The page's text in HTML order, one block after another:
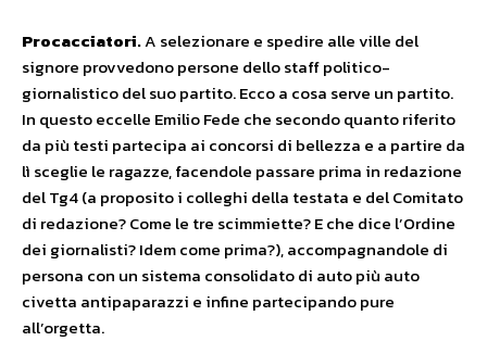
Procacciatori.A selezionare e spedire alle ville del
signore provvedono persone dello staff politico-
giornalistico del suo partito. Ecco a cosa serve un partito.
In questo eccelle Emilio Fede che secondo quanto riferito
da più testi partecipa ai concorsi di bellezza e a partire da
lì sceglie le ragazze, facendole passare prima in redazione
del Tg4 (a proposito i colleghi della testata e del Comitato
di redazione? Come le tre scimmiette? E che dice l’Ordine
dei giornalisti? Idem come prima?), accompagnandole di
persona con un sistema consolidato di auto più auto
civetta antipaparazzi e infine partecipando pure
all’orgetta.